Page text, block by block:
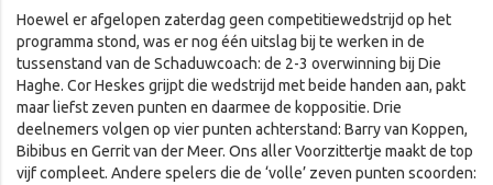
Hoewel er afgelopen zaterdag geen competitiewedstrijd op het
programma stond, was er nog één uitslag bij te werken in de
tussenstand van de Schaduwcoach: de 2-3 overwinning bij Die
Haghe. Cor Heskes grijpt die wedstrijd met beide handen aan, pakt
maar liefst zeven punten en daarmee de koppositie. Drie
deelnemers volgen op vier punten achterstand: Barry van Koppen,
Bibibus en Gerrit van der Meer. Ons aller Voorzittertje maakt de top
vijf compleet. Andere spelers die de ‘volle’ zeven punten scoorden: